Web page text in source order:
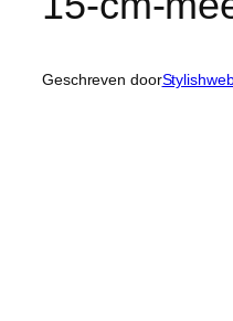
Geschreven door